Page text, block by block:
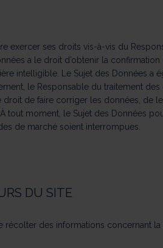
exercer ses droits vis-à-vis du
a le droit d’obtenir la confirmation
intelligible. Le Sujet des Données a
le Responsable du traitement des
de faire corriger les données, de
tout moment, le Sujet des Données
de marché soient interrompues.
DU SITE
des informations concernant